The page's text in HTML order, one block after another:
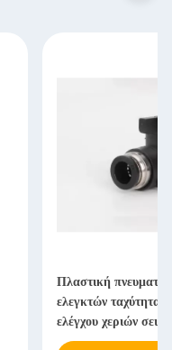
Πλαστική
ελεγκτών ταχύτητας
ελέγχου χεριών